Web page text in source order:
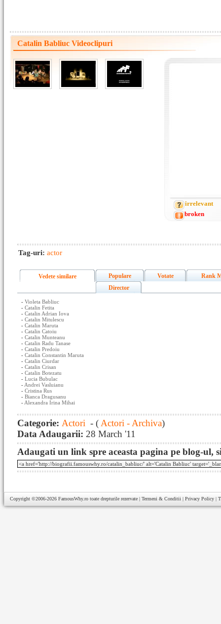
Catalin Babliuc Videoclipuri
irrelevant
broken
Tag-uri: actor
Vedete similare Populare Votate
Rank
Director
- Violeta Babliuc
- Catalin Fetita
- Catalin Adrian Iova
- Catalin Mitulescu
- Catalin Maruta
- Catalin Catoiu
- Catalin Munteanu
- Catalin Radu Tanase
- Catalin Predoiu
- Catalin Constantin Maruta
- Catalin Ciurdar
- Catalin Crisan
- Catalin Botezatu
- Lucia Bubulac
- Andrei Vasluianu
- Cristina Rus
- Bianca Dragusanu
- Alexandra Irina Mihai
Categorie: Actori - ( Actori - Archiva)
Data Adaugarii: 28 March '11
Adaugati un link spre aceasta pagina pe blog-ul,
Copyright ©2006-2026 FamousWhy.ro toate drepturile rezervate | Termeni & Conditii | Privacy Policy |